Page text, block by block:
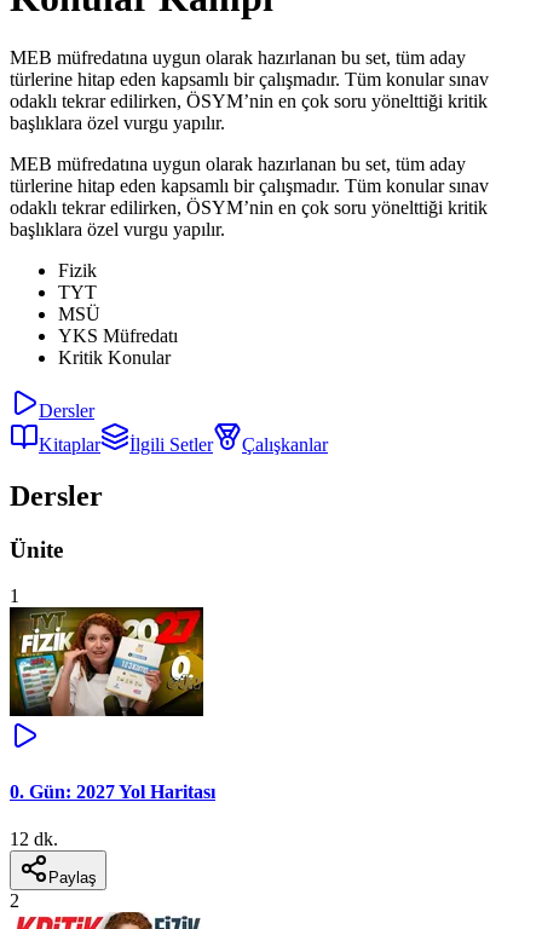
MEB müfredatına uygun olarak hazırlanan bu set, tüm aday
türlerine hitap eden kapsamlı bir çalışmadır. Tüm konular sınav
odaklı tekrar edilirken, ÖSYM’nin en çok soru yönelttiği kritik
başlıklara özel vurgu yapılır.
MEB müfredatına uygun olarak hazırlanan bu set, tüm aday
türlerine hitap eden kapsamlı bir çalışmadır. Tüm konular sınav
odaklı tekrar edilirken, ÖSYM’nin en çok soru yönelttiği kritik
başlıklara özel vurgu yapılır.
Fizik
TYT
MSÜ
YKS Müfredatı
Kritik Konular
Dersler
Kitaplar
İlgili Setler Çalışkanlar
Dersler
Ünite
1
0. Gün: 2027 Yol Haritası
12 dk.
Paylaş
2